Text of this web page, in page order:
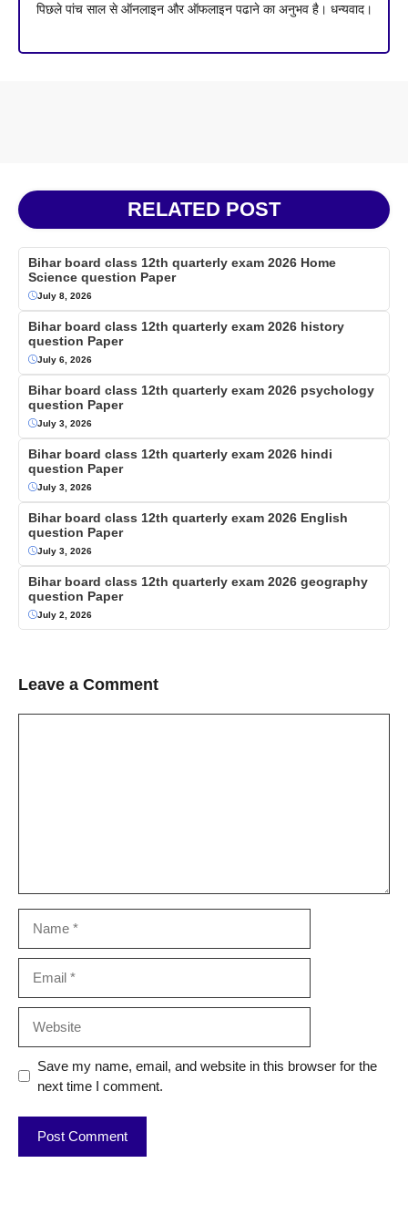
पिछले पांच साल से ऑनलाइन और ऑफलाइन पढाने का अनुभव है। धन्यवाद।
RELATED POST
Bihar board class 12th quarterly exam 2026 Home
Science question Paper
July 8, 2026
Bihar board class 12th quarterly exam 2026 history
question Paper
July 6, 2026
Bihar board class 12th quarterly exam 2026 psychology
question Paper
July 3, 2026
Bihar board class 12th quarterly exam 2026 hindi
question Paper
July 3, 2026
Bihar board class 12th quarterly exam 2026 English
question Paper
July 3, 2026
Bihar board class 12th quarterly exam 2026 geography
question Paper
July 2, 2026
Leave a Comment
Save my name, email, and website in this browser for the
next time I comment.